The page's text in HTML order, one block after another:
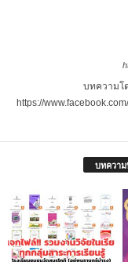
บทความโ
https://
บทความ